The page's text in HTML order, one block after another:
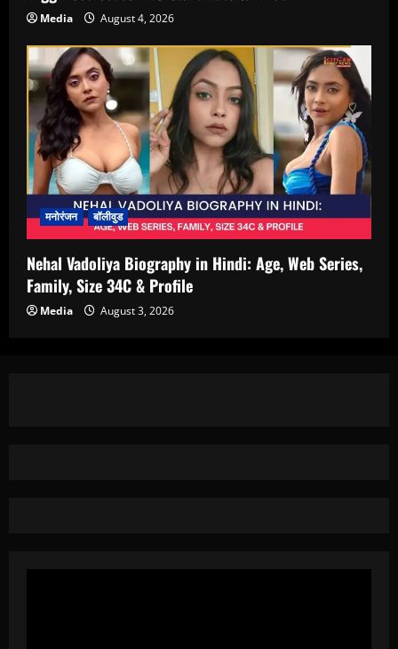
Media August 4, 2026
मनोरंजन बॉलीवुड
Nehal Vadoliya Biography in Hindi: Age, Web Series,
Family, Size 34C & Profile
Media August 3, 2026